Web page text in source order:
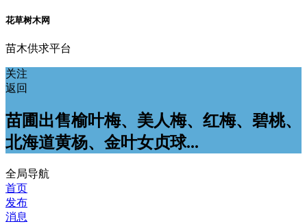
花草树木网
苗木供求平台
关注
返回
苗圃出售榆叶梅、美人梅、红梅、碧桃、
北海道黄杨、金叶女贞球...
全局导航
首页
发布
消息